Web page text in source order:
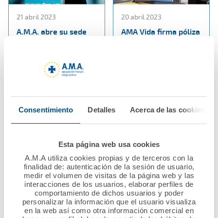
Consentimiento Detalles Acerca de las cookies
Esta página web usa cookies
A.M.A utiliza cookies propias y de terceros con la
finalidad de: autenticación de la sesión de usuario,
medir el volumen de visitas de la página web y las
interacciones de los usuarios, elaborar perfiles de
comportamiento de dichos usuarios y poder
personalizar la información que el usuario visualiza
en la web así como otra información comercial en
21 abril 2023
A.M.A. abre su sede
Diario Médico un siglo
comprometidos con la
Ver noticia
20 abril 2023
AMA Vida firma póliza